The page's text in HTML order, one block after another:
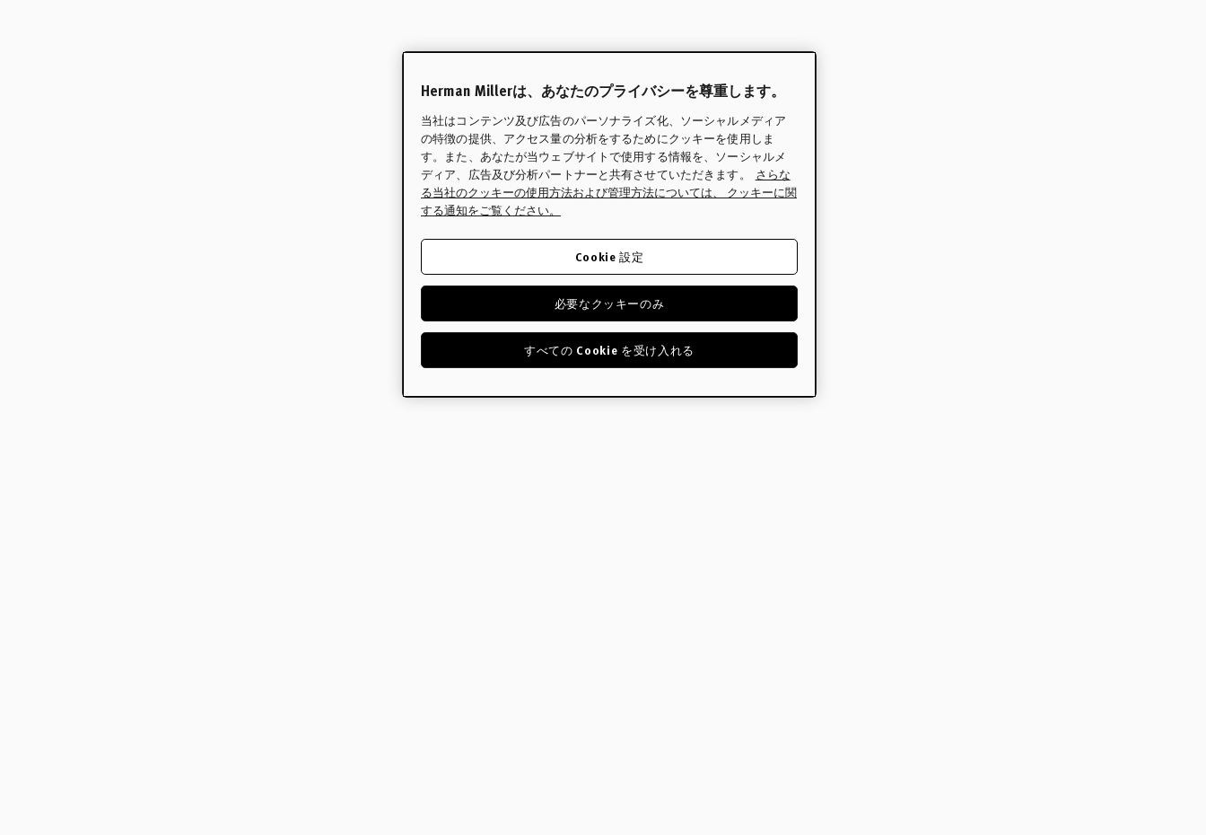
Herman Millerは、あなたのプライバシーを尊重します。
当社はコンテンツ及び広告のパーソナライズ化、ソーシャルメディア
の特徴の提供、アクセス量の分析をするためにクッキーを使用しま
す。また、あなたが当ウェブサイトで使用する情報を、ソーシャルメ
ディア、広告及び分析パートナーと共有させていただきます。
さらな
る当社のクッキーの使用方法および管理方法については、 クッキーに関
する通知をご覧ください。
必要なクッキーのみ
すべての Cookie を受け入れる
Cookie 設定